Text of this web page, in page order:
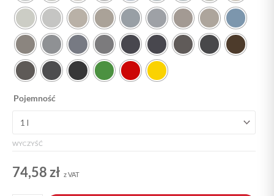
Pojemność
WYCZYŚĆ
74,58zł z VAT
betonu